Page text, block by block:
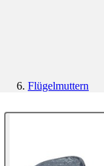
Flügelmuttern